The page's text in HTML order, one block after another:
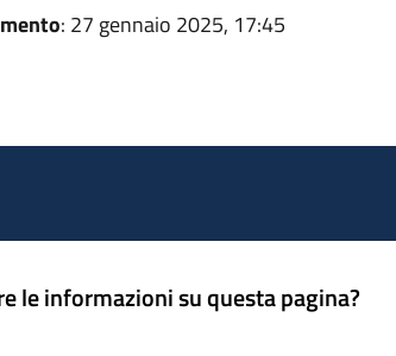
: 27 gennaio 2025, 17:45
le informazioni su questa pagina?